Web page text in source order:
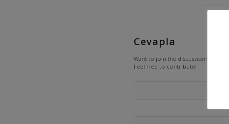
Cevapla
Want to join the discussion?
Feel free to contribute!